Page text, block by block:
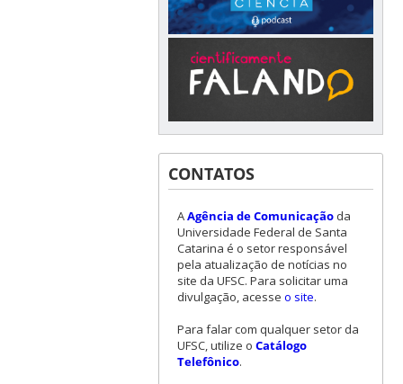
CONTATOS
AAgência de Comunicaçãoda
Universidade Federal de Santa
Catarina é o setor responsável
pela atualização de notícias no
site da UFSC. Para solicitar uma
divulgação, acesse o site.
Para falar com qualquer setor da
UFSC, utilize o Catálogo
Telefônico.